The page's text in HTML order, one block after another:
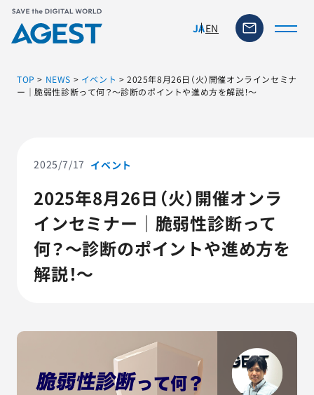
JAEN
ソリューション・サービス
脆弱性リスク管理ツール
TFACT (AIテストツール)
ニュース
事例紹介
TOP > NEWS > イベント >2025年8月26日（火）開催オンラインセミナ
ー｜脆弱性診断って何？～診断のポイントや進め方を解説！～
2025/7/17 イベント
2025年8月26日（火）開催オンラ
インセミナー｜脆弱性診断って
何？～診断のポイントや進め方を
解説！～